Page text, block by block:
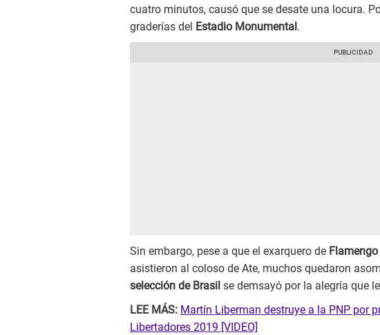
cuatro minutos, causó que se desate una locura.
graderías del Estadio Monumental .
Sin embargo, pese a que el exarquero de Flamengo
asistieron al coloso de Ate, muchos quedaron
selección de Brasil se demsayó por la alegría que
LEE MÁS: Martín Liberman destruye a la PNP por
Libertadores 2019 [VIDEO]